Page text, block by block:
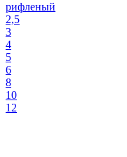
рифленый
2,5
3
4
5
6
8
10
12